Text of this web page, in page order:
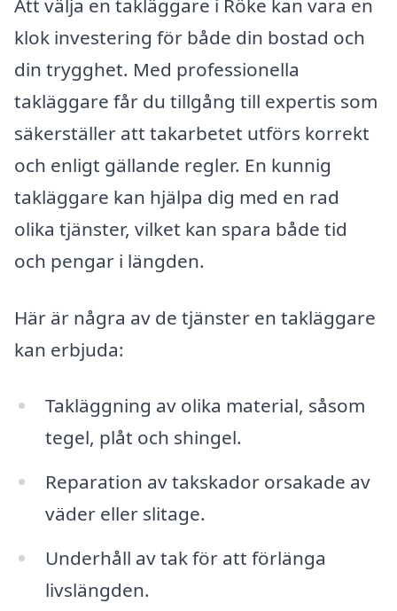
Att välja en takläggare i Röke kan vara en
klok investering för både din bostad och
din trygghet. Med professionella
takläggare får du tillgång till expertis som
säkerställer att takarbetet utförs korrekt
och enligt gällande regler. En kunnig
takläggare kan hjälpa dig med en rad
olika tjänster, vilket kan spara både tid
och pengar i längden.
Här är några av de tjänster en takläggare
kan erbjuda:
Takläggning av olika material, såsom
tegel, plåt och shingel.
Reparation av takskador orsakade av
väder eller slitage.
Underhåll av tak för att förlänga
livslängden.